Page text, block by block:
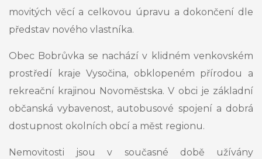
movitých věcí a celkovou úpravu a dokončení dle
představ nového vlastníka.
Obec Bobrůvka se nachází v klidném venkovském
prostředí kraje Vysočina, obklopeném přírodou a
rekreační krajinou Novoměstska. V obci je základní
občanská vybavenost, autobusové spojení a dobrá
dostupnost okolních obcí a měst regionu.
Nemovitosti jsou v současné době užívány